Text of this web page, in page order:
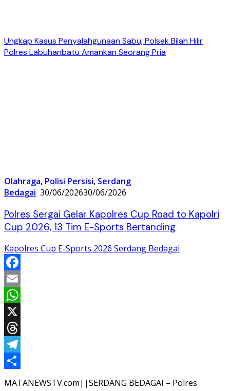
Ungkap Kasus Penyalahgunaan Sabu, Polsek Bilah Hilir
Polres Labuhanbatu Amankan Seorang Pria
Olahraga, Polisi Persisi, Serdang
Bedagai 30/06/202630/06/2026
Polres Sergai Gelar Kapolres Cup Road to Kapolri
Cup 2026, 13 Tim E-Sports Bertanding
Kapolres Cup E-Sports 2026 Serdang Bedagai
Facebook
Email
WhatsApp
X
Threads
Telegram
Share
MATANEWSTV.com||SERDANG BEDAGAI – Polres